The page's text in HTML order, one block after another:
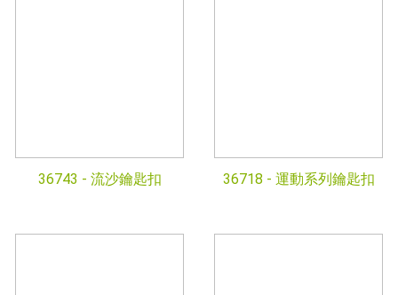
36743 - 流沙鑰匙扣 36718 - 運動系列鑰匙扣